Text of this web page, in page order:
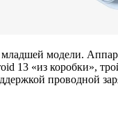
младшей модели.
13 «из коробки»,
проводной